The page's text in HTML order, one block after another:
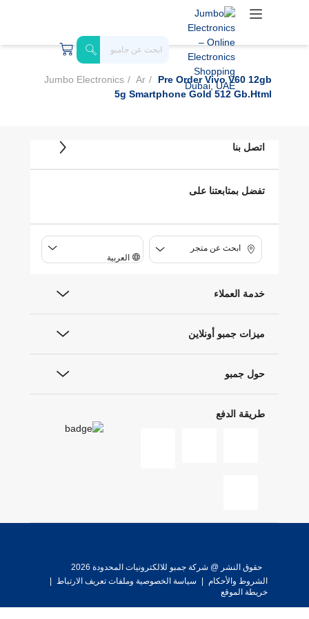
Jumbo Electronics Ar
Pre Order Vivo V60 12gb
5g Smartphone Gold 512 Gb.html
اتصل بنا
تفضل بمتابعتنا على
ابحث عن متجر
العربية
خدمة العملاء
ميزات جمبو أونلاين
حول جمبو
طريقة الدفع
حقوق النشر @ شركة جمبو للالكترونيات المحدودة 2026
الشروط والأحكام
سياسة الخصوصية وملفات تعريف الارتباط
خريطة الموقع